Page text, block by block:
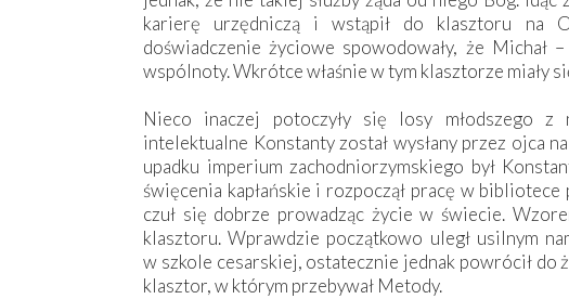
karierę urzędniczą i wstąpił do klasztoru na
doświadczenie życiowe spowodowały, że Michał
wspólnoty. Wkrótce właśnie w tym klasztorze miały
Nieco inaczej potoczyły się losy młodszego z
intelektualne Konstanty został wysłany przez ojca
upadku imperium zachodniorzymskiego był
święcenia kapłańskie i rozpoczął pracę w
czuł się dobrze prowadząc życie w świecie.
klasztoru. Wprawdzie początkowo uległ usilnym
w szkole cesarskiej, ostatecznie jednak powrócił do
klasztor, w którym przebywał Metody.